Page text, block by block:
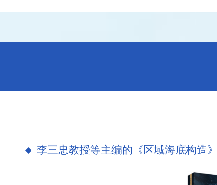
李三忠教授等主编的《区域海底构造